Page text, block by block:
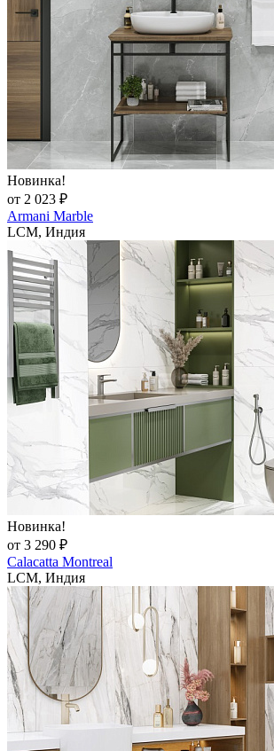
Новинка!
от 2 023 ₽
Armani Marble
LCM, Индия
Новинка!
от 3 290 ₽
Calacatta Montreal
LCM, Индия